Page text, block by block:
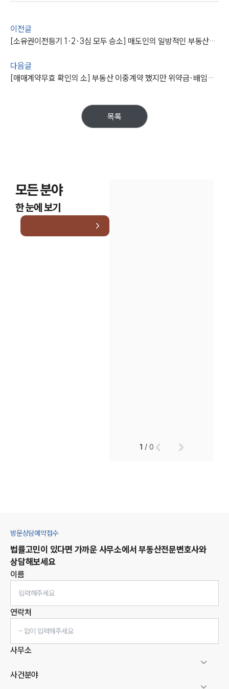
대륜법률상담예약
이전글
[소유권이전등기 1·2·3심 모두 승소] 매도인의 일방적인 부동산계약파기를 막아냄
다음글
[매매계약무효 확인의 소] 부동산 이중계약 했지만 위약금·배임죄 책임 없음
목록
모든 분야
한 눈에 보기
1 /0
방문상담예약접수
법률고민이 있다면 가까운 사무소에서 부동산전문변호사와
상담해보세요
이름
연락처
사무소
사건분야